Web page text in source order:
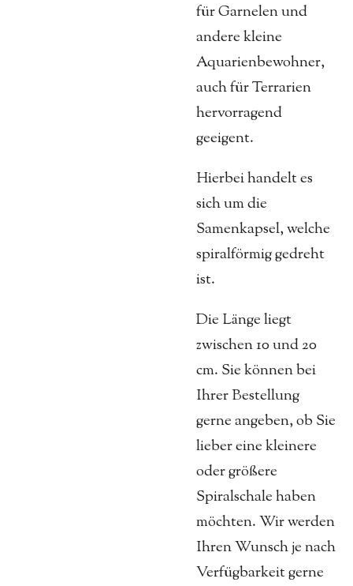
für Garnelen und
andere kleine
Aquarienbewohner,
auch für Terrarien
hervorragend
geeigent.
Hierbei handelt es
sich um die
Samenkapsel, welche
spiralförmig gedreht
ist.
Die Länge liegt
zwischen 10 und 20
cm. Sie können bei
Ihrer Bestellung
gerne angeben, ob Sie
lieber eine kleinere
oder größere
Spiralschale haben
möchten. Wir werden
Ihren Wunsch je nach
Verfügbarkeit gerne